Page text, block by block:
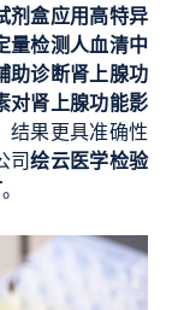
剂盒应用高特异
量检测人血清中
助诊断肾上腺功
对肾上腺功能影
结果更具准确性
司绘云医学检验
。